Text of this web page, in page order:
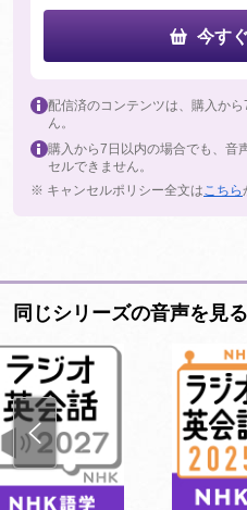
今す
配信済のコンテンツは、購入か
ん。
購入から7日以内の場合でも、音
セルできません。
※ キャンセルポリシー全文はこちら
同じシリーズの音声を見る